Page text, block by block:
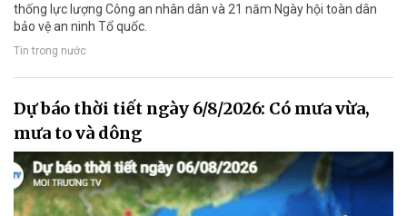
thống lực lượng Công an nhân dân và 21 năm Ngày hội toàn dân
bảo vệ an ninh Tổ quốc.
Tin trong nước
Dự báo thời tiết ngày 6/8/2026: Có mưa vừa,
mưa to và dông